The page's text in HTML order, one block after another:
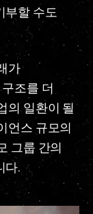
부할 수도
가
조를 더
의 일환이 될
언스 규모의
그룹 간의
다.